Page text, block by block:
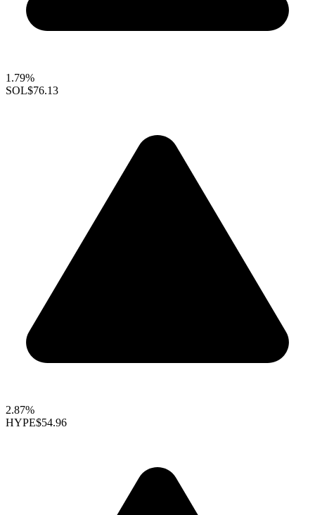
1.79%
SOL$76.13
2.87%
HYPE$54.96